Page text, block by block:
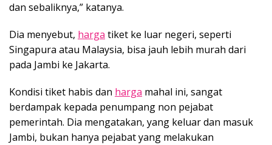
dan sebaliknya,” katanya.
Dia menyebut, harga tiket ke luar negeri, seperti
Singapura atau Malaysia, bisa jauh lebih murah dari
pada Jambi ke Jakarta.
Kondisi tiket habis dan harga mahal ini, sangat
berdampak kepada penumpang non pejabat
pemerintah. Dia mengatakan, yang keluar dan masuk
Jambi, bukan hanya pejabat yang melakukan